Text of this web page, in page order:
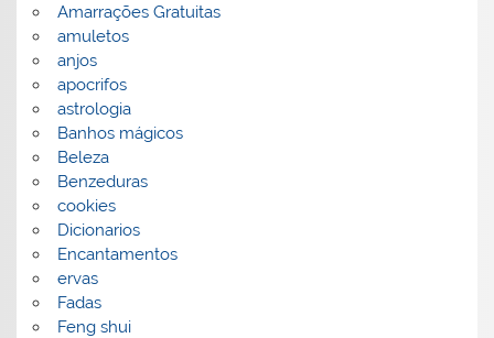
Amarrações Gratuitas
amuletos
anjos
apocrifos
astrologia
Banhos mágicos
Beleza
Benzeduras
cookies
Dicionarios
Encantamentos
ervas
Fadas
Feng shui